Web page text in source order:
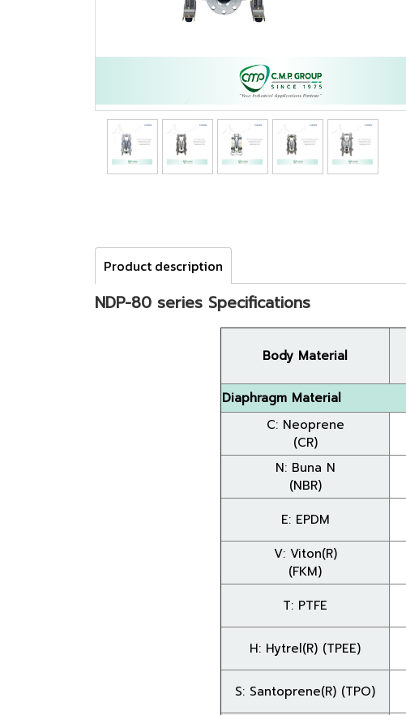
Product description
NDP-80 series Specifications
Body Material
Diaphragm Material
C: Neoprene
(CR)
N: Buna N
(NBR)
E: EPDM
V: Viton(R)
(FKM)
T: PTFE
H: Hytrel(R) (TPEE)
S: Santoprene(R) (TPO)